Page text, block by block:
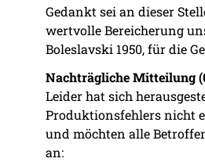
Gedankt sei an dieser
wertvolle Bereicherung
Boleslavski 1950, für die
Nachträgliche Mitteilung
Leider hat sich
Produktionsfehlers nicht
und möchten alle
an: